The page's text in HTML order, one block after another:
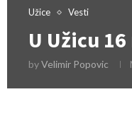
Užice Vesti
U Užicu
byVelimir Popovic